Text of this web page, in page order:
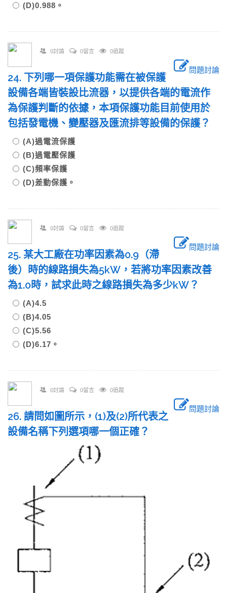
(D)0.988。
0討論 0留言 0追蹤
問題討論
24. 下列哪一項保護功能需在被保護
設備各端皆裝設比流器，以提供各端的電流作
為保護判斷的依據，本項保護功能目前使用於
包括發電機、變壓器及匯流排等設備的保護？
(A)過電流保護
(B)過電壓保護
(C)頻率保護
(D)差動保護。
0討論 0留言 0追蹤
問題討論
25. 某大工廠在功率因素為0.9（滯
後）時的線路損失為5kW，若將功率因素改善
為1.0時，試求此時之線路損失為多少kW？
(A)4.5
(B)4.05
(C)5.56
(D)6.17。
0討論 0留言 0追蹤
問題討論
26. 請問如圖所示，(1)及(2)所代表之
設備名稱下列選項哪一個正確？